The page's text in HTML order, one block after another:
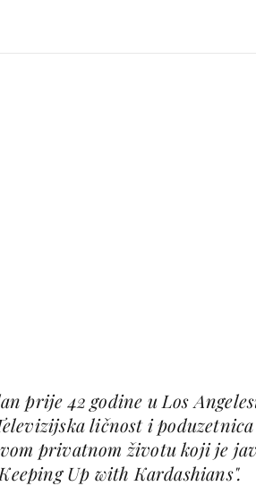
prije 42 godine u Los
ličnost i
privatnom životu koji je
Up with Kardashians".